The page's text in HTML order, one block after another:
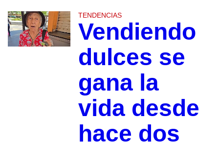
TENDENCIAS
Vendiendo
dulces se
gana la
vida desde
hace dos